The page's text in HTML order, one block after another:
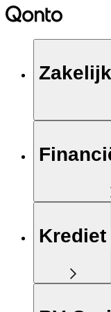
Krediet